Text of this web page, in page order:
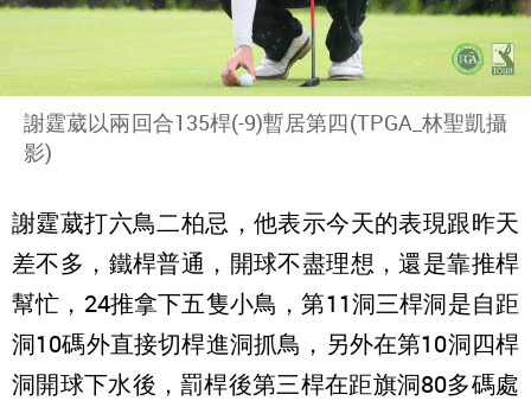
謝霆葳以兩回合135桿(-9)暫居第四(TPGA_林聖凱攝
影)
謝霆葳打六鳥二柏忌，他表示今天的表現跟昨天
差不多，鐵桿普通，開球不盡理想，還是靠推桿
幫忙，24推拿下五隻小鳥，第11洞三桿洞是自距
洞10碼外直接切桿進洞抓鳥，另外在第10洞四桿
洞開球下水後，罰桿後第三桿在距旗洞80多碼處